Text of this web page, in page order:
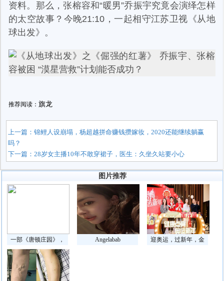
资料。那么，张榕容和“暖男”乔振宇究竟会演绎怎样
的太空故事？今晚21:10，一起相守江苏卫视《从地
球出发》。
推荐阅读： 旗龙
上一篇：锦鲤人设崩塌，杨超越拼命赚钱攒嫁妆，2020还能继续躺赢
吗？
下一篇：28岁女主播10年不敢穿裙子，医生：久坐久站要小心
图片推荐
一部《唐顿庄园》， Angelabab 迎奥运，过新年，金